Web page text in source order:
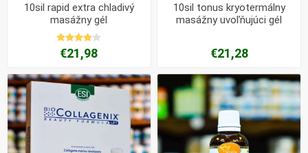
10sil rapid extra chladivý
masážny gél
€21,98
10sil tonus kryotermálny
masážny uvoľňujúci gél
€21,28